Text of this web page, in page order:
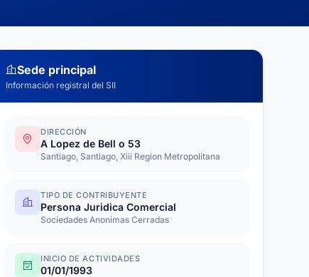
Sede principal
Información registral del SII
DIRECCIÓN
A Lopez de Bell o 53
Santiago, Santiago, Xiii Region Metropolitana
TIPO DE CONTRIBUYENTE
Persona Juridica Comercial
Sociedades Anonimas Cerradas
INICIO DE ACTIVIDADES
01/01/1993